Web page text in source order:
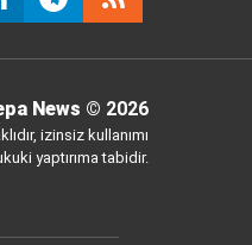
News © 2026
izinsiz kullanımı
yaptırıma tabidir.